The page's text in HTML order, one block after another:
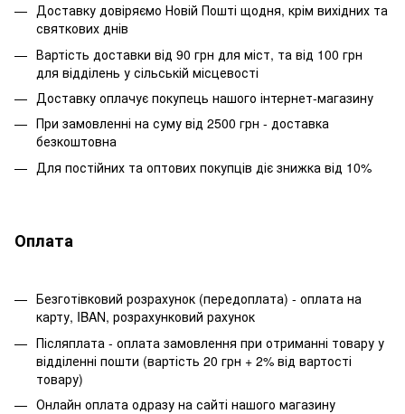
Доставку довіряємо Новій Пошті щодня, крім вихідних та
святкових днів
Вартість доставки від 90 грн для міст, та від 100 грн
для відділень у сільській місцевості
Доставку оплачує покупець нашого інтернет-магазину
При замовленні на суму від 2500 грн - доставка
безкоштовна
Для постійних та оптових покупців діє знижка від 10%
Оплата
Безготівковий розрахунок (передоплата) - оплата на
карту, IBAN, розрахунковий рахунок
Післяплата - оплата замовлення при отриманні товару у
відділенні пошти (вартість 20 грн + 2% від вартості
товару)
Онлайн оплата одразу на сайті нашого магазину